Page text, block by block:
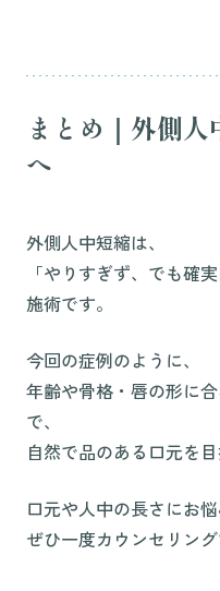
まとめ｜外側
へ
外側人中短縮は、
「やりすぎず、でも確
施術です。
今回の症例のように、
年齢や骨格・唇の形に
で、
自然で品のある口元を
口元や人中の長さにお悩
ぜひ一度カウンセリン